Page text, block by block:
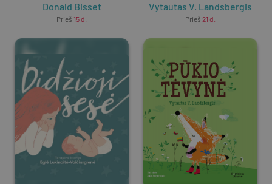
Donald Bisset
Prieš 15 d.
Vytautas V. Landsbergis
Prieš 21 d.